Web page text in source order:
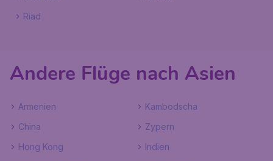
Riad
Andere Flüge nach Asien
Armenien
Kambodscha
China
Zypern
Hong Kong
Indien